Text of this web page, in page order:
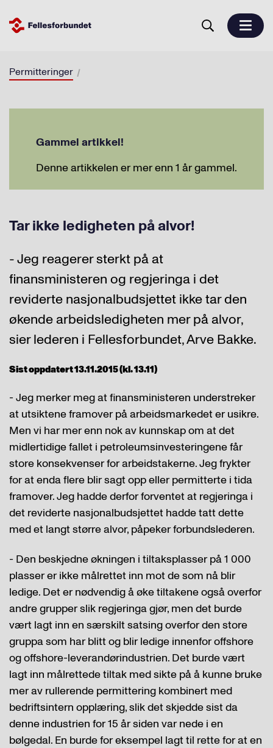
Permitteringer
Gammel artikkel!
Denne artikkelen er mer enn 1 år gammel.
Tar ikke ledigheten på alvor!
- Jeg reagerer sterkt på at
finansministeren og regjeringa i det
reviderte nasjonalbudsjettet ikke tar den
økende arbeidsledigheten mer på alvor,
sier lederen i Fellesforbundet, Arve Bakke.
Sist oppdatert 13.11.2015 (kl. 13.11)
- Jeg merker meg at finansministeren understreker
at utsiktene framover på arbeidsmarkedet er usikre.
Men vi har mer enn nok av kunnskap om at det
midlertidige fallet i petroleumsinvesteringene får
store konsekvenser for arbeidstakerne. Jeg frykter
for at enda flere blir sagt opp eller permitterte i tida
framover. Jeg hadde derfor forventet at regjeringa i
det reviderte nasjonalbudsjettet hadde tatt dette
med et langt større alvor, påpeker forbundslederen.
- Den beskjedne økningen i tiltaksplasser på 1 000
plasser er ikke målrettet inn mot de som nå blir
ledige. Det er nødvendig å øke tiltakene også overfor
andre grupper slik regjeringa gjør, men det burde
vært lagt inn en særskilt satsing overfor den store
gruppa som har blitt og blir ledige innenfor offshore
og offshore-leverandørindustrien. Det burde vært
lagt inn målrettede tiltak med sikte på å kunne bruke
mer av rullerende permittering kombinert med
bedriftsintern opplæring, slik det skjedde sist da
denne industrien for 15 år siden var nede i en
bølgedal. En burde for eksempel lagt til rette for at en